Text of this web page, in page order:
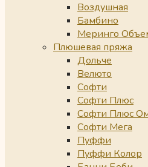
Воздушная
Бамбино
Меринго
Плюшевая пряжа
Дольче
Велюто
Софти
Софти Плюс
Софти Плюс
Софти Мега
Пуффи
Пуффи Колор